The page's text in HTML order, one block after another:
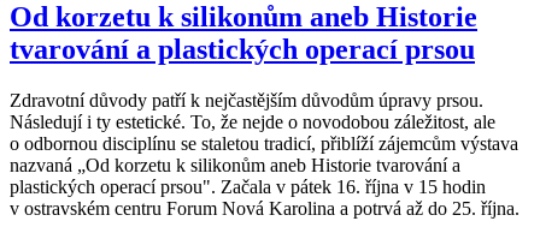
Od korzetu k silikonům aneb Historie
tvarování a plastických operací prsou
Zdravotní důvody patří k nejčastějším důvodům úpravy prsou.
Následují i ty estetické. To, že nejde o novodobou záležitost, ale
o odbornou disciplínu se staletou tradicí, přiblíží zájemcům výstava
nazvaná „Od korzetu k silikonům aneb Historie tvarování a
plastických operací prsou". Začala v pátek 16. října v 15 hodin
v ostravském centru Forum Nová Karolina a potrvá až do 25. října.